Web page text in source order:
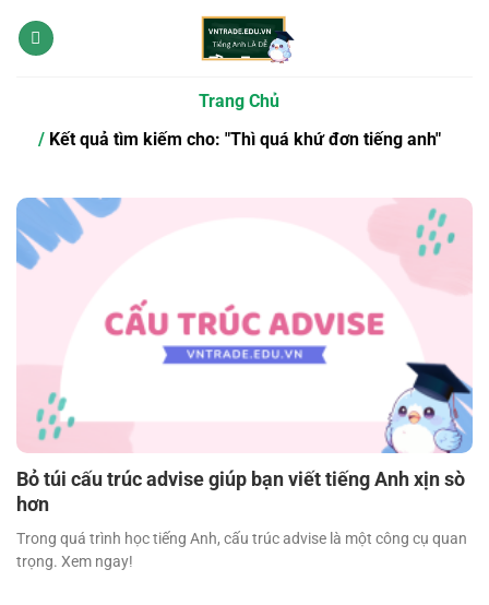
qua
Trang Chủ
Kết quả tìm kiếm cho: "Thì quá khứ đơn tiếng anh"
Bỏ túi cấu trúc advise giúp bạn viết tiếng Anh xịn sò
hơn
Trong quá trình học tiếng Anh, cấu trúc advise là một công cụ quan
trọng. Xem ngay!